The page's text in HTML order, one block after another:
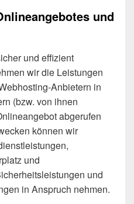
und
und effizient
wir die Leistungen
Anbietern in
(bzw. von ihnen
abgerufen
können wir
und
und
in Anspruch nehmen.